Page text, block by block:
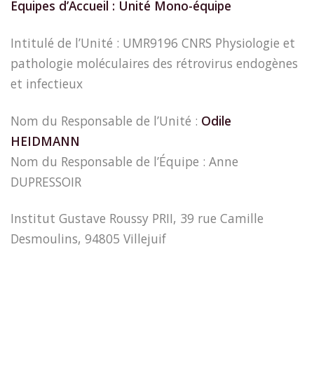
Equipes d’Accueil : Unité Mono-équipe
Intitulé de l’Unité : UMR9196 CNRS Physiologie et
pathologie moléculaires des rétrovirus endogènes
et infectieux
Nom du Responsable de l’Unité : Odile
HEIDMANN
Nom du Responsable de l’Équipe : Anne
DUPRESSOIR
Institut Gustave Roussy PRII, 39 rue Camille
Desmoulins, 94805 Villejuif